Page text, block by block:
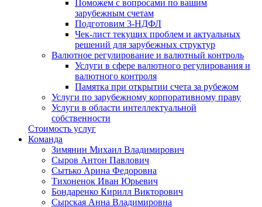
Поможем с вопросами по вашим
зарубежным счетам
Подготовим 3-НДФЛ
Чек-лист текущих проблем и актуальных
решений для зарубежных структур
Валютное регулирование и валютный контроль
Услуги в сфере валютного регулирования и
валютного контроля
Памятка при открытии счета за рубежом
Услуги по зарубежному корпоративному праву
Услуги в области интеллектуальной
собственности
Стоимость услуг
Команда
Зимянин Михаил Владимирович
Сыров Антон Павлович
Сытько Арина Федоровна
Тихоненок Иван Юрьевич
Бондаренко Кирилл Викторович
Сырская Анна Владимировна